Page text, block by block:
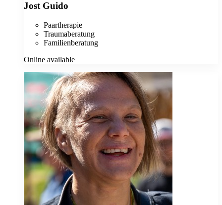
Jost Guido
Paartherapie
Traumaberatung
Familienberatung
Online available